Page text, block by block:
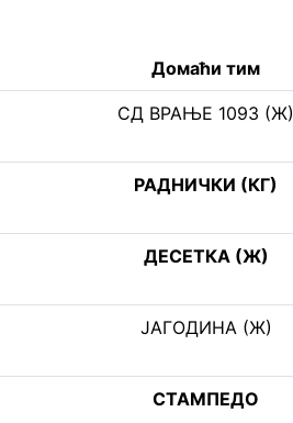
Домаћи тим
СД ВРАЊЕ 1093 (Ж)
РАДНИЧКИ (КГ)
ДЕСЕТКА (Ж)
ЈАГОДИНА (Ж)
СТАМПЕДО